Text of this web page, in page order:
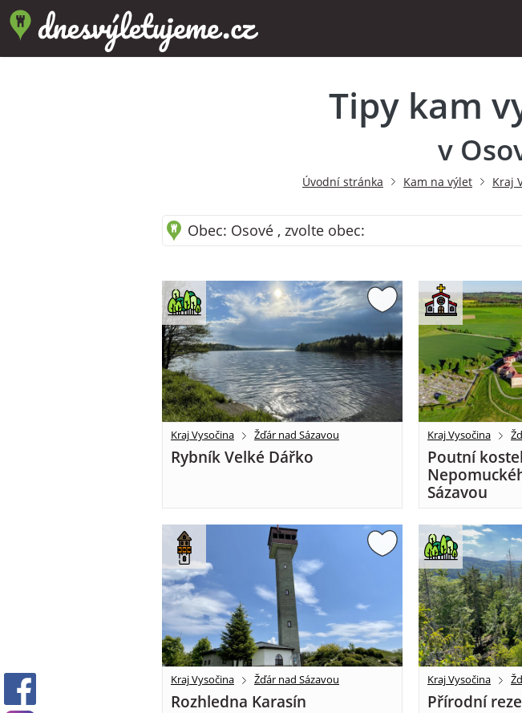
Tipy kam
v
Úvodní stránka Kam na výlet Kraj
Obec: Osové , zvolte obec:
Kraj Vysočina Žďár nad Sázavou
Rybník Velké Dářko
Kraj Vysočina
Poutní
Sázavou
Kraj Vysočina Žďár nad Sázavou
Rozhledna Karasín
Kraj Vysočina
Přírodní